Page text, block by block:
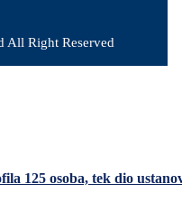
All Right Reserved
125 osoba, tek dio